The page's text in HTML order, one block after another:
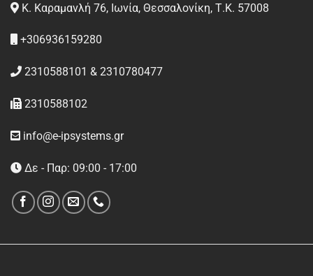
Κ. Καραμανλή 76, Ιωνία, Θεσσαλονίκη, Τ.Κ. 57008
+306936159280
2310588101 & 2310780477
2310588102
info@e-ipsystems.gr
Δε - Παρ: 09:00 - 17:00